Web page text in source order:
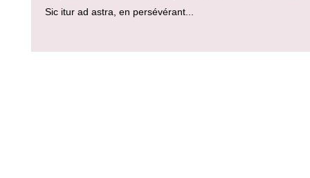
Sic itur ad astra, en persévérant...